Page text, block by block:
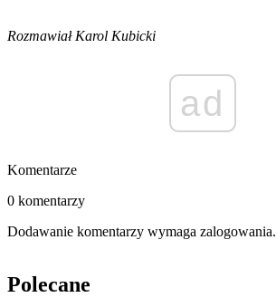
Rozmawiał Karol Kubicki
ad
Komentarze
0 komentarzy
Dodawanie komentarzy wymaga zalogowania.
Polecane